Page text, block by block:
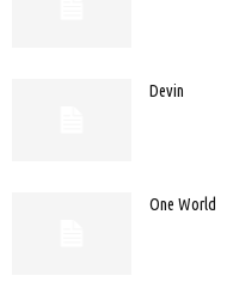
Devin
One World